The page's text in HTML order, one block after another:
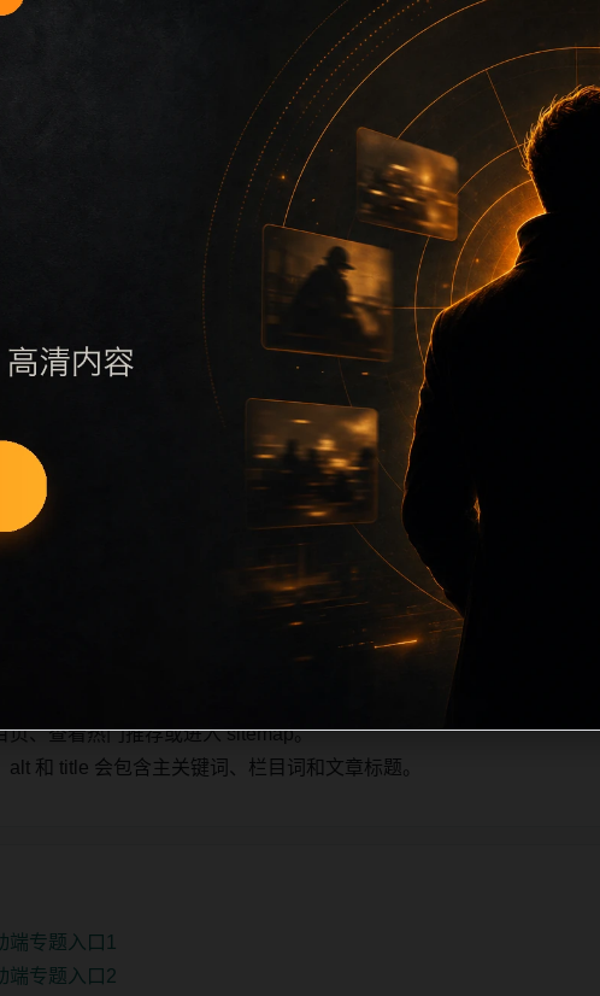
入口4围绕最新网红吃瓜事件合集和网红热点展开，适合移动端用户
持标题、摘要、栏目和图片说明一致，减少无关词堆砌，避免同一
说明更新范围，随后通过栏目入口继续浏览同类内容。因此本页保
深度控制在三次以内。后续更新会围绕网红热点持续补充新内容，
、栏目词和文章标题生成。如果采集内容缺少图片，将使用同主题
进入发布队列。本页还加入常见问题和站内推荐，帮助用户从一个
内容作为初始建设页，重点承担栏目深度补齐、内链结构完善和后
、查看热门推荐或进入 sitemap。
和 title 会包含主关键词、栏目词和文章标题。
端专题入口1
端专题入口2